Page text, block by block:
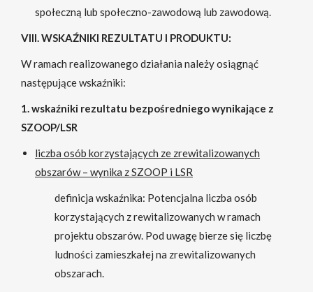
społeczną lub społeczno-zawodową lub zawodową.
VIII. WSKAŹNIKI REZULTATU I PRODUKTU:
W ramach realizowanego działania należy osiągnąć
następujące wskaźniki:
1. wskaźniki rezultatu bezpośredniego wynikające z
SZOOP/LSR
liczba osób korzystających ze zrewitalizowanych
obszarów – wynika z SZOOP i LSR
definicja wskaźnika: Potencjalna liczba osób
korzystających z rewitalizowanych w ramach
projektu obszarów. Pod uwagę bierze się liczbę
ludności zamieszkałej na zrewitalizowanych
obszarach.